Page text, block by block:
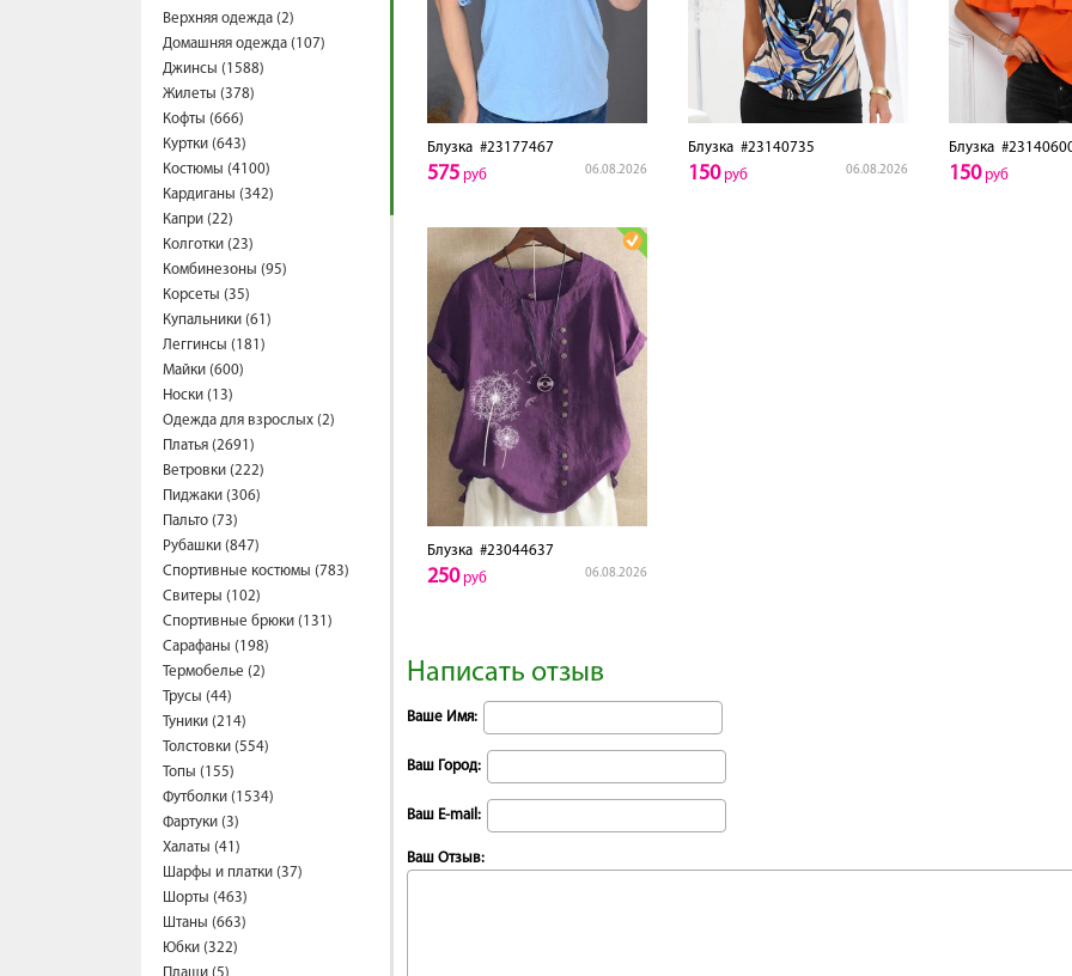
Верхняя одежда (2)
Домашняя одежда (107)
Джинсы (1588)
Жилеты (378)
Кофты (666)
Куртки (643)
Костюмы (4100)
Кардиганы (342)
Капри (22)
Колготки (23)
Комбинезоны (95)
Корсеты (35)
Купальники (61)
Леггинсы (181)
Майки (600)
Носки (13)
Одежда для взрослых (2)
Платья (2691)
Ветровки (222)
Пиджаки (306)
Пальто (73)
Рубашки (847)
Спортивные костюмы (783)
Свитеры (102)
Спортивные брюки (131)
Сарафаны (198)
Термобелье (2)
Трусы (44)
Туники (214)
Толстовки (554)
Топы (155)
Футболки (1534)
Фартуки (3)
Халаты (41)
Шарфы и платки (37)
Шорты (463)
Штаны (663)
Юбки (322)
Блузка #23177467
06.08.2026
575 руб
Блузка#23140735
06.08.2026
150руб
Блузка
150руб
Блузка #23044637
06.08.2026
250руб
Написать отзыв
Ваше Имя:
Ваш Город:
Ваш E-mail:
Ваш Отзыв: